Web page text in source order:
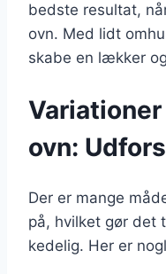
bedste resultat,
ovn. Med lidt
skabe en lækker
ovn:
Der er mange
på, hvilket gør det
kedelig. Her er